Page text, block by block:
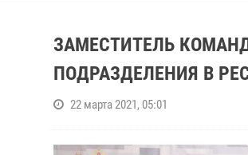
ЗАМЕСТИТЕЛЬ
ПОДРАЗДЕЛЕНИЯ В
22 марта 2021, 05:01